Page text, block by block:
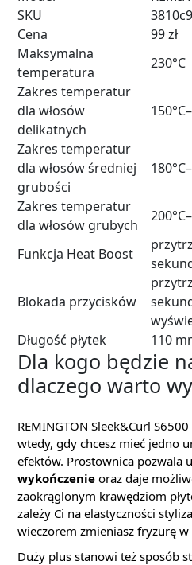
SKU
Cena
99 zł
Maksymalna
temperatura
230°C
Zakres temperatur
dla włosów
delikatnych
Zakres temperatur
dla włosów średniej
grubości
Zakres temperatur
dla włosów grubych
Funkcja Heat Boost
Blokada przycisków
Długość płytek
110
Dla kogo będzie
dlaczego warto
REMINGTON Sleek&Curl
wtedy, gdy chcesz mieć jedno
efektów. Prostownica pozwala
wykończenie oraz daje
zaokrąglonym krawędziom
zależy Ci na elastyczności
wieczorem zmieniasz fryzurę w
Duży plus stanowi też sposób